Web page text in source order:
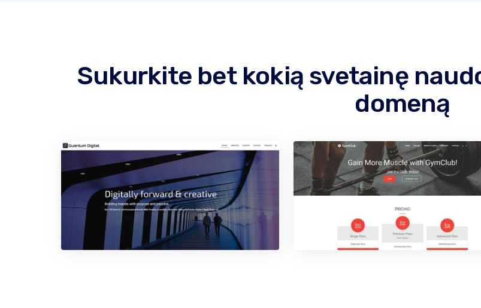
Sukurkite bet kokią svetainę
domeną